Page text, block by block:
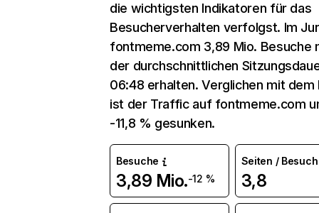
die wichtigsten Indikatoren für das
Besucherverhalten verfolgst. Im
fontmeme.com 3,89 Mio. Besuche
der durchschnittlichen
06:48 erhalten. Verglichen mit dem
ist der Traffic auf fontmeme.com
-11,8 % gesunken.
Besuche
3,89 Mio.-12 %
Seiten / Besuch
3,8